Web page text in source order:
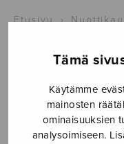
Tämä
Käytämme
mainosten
ominaisuuksien
analysoimiseen.
Etusivu ›